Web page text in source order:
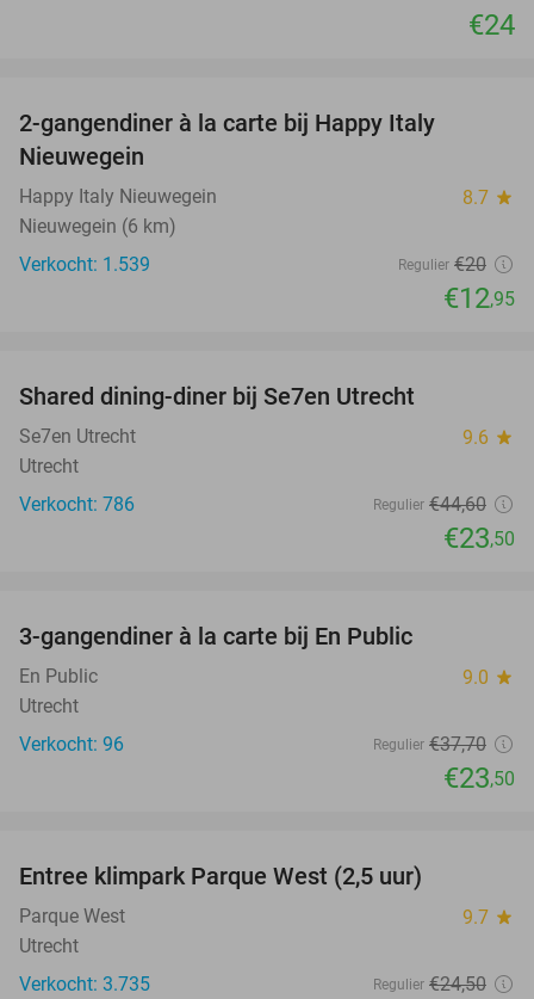
€24
2-gangendiner à la carte bij Happy Italy
Nieuwegein
Happy Italy Nieuwegein 8.7 star
Nieuwegein (6 km)
Verkocht: 1.539
Regulier €20
€12,95
Shared dining-diner bij Se7en Utrecht
Se7en Utrecht 9.6 star
Utrecht
Verkocht: 786
Regulier €44,60
€23,50
3-gangendiner à la carte bij En Public
En Public 9.0 star
Utrecht
Verkocht: 96
Regulier €37,70
€23,50
Entree klimpark Parque West (2,5 uur)
Parque West 9.7 star
Utrecht
Verkocht: 3.735
Regulier €24,50